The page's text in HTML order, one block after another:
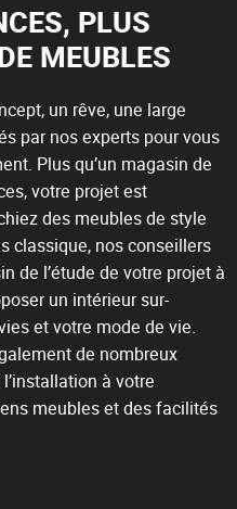
PLUS
MEUBLES
un rêve, une large
par nos experts pour vous
Plus qu’un magasin de
votre projet est
des meubles de style
classique, nos conseillers
de l’étude de votre projet à
un intérieur sur-
et votre mode de vie.
de nombreux
à votre
meubles et des facilités